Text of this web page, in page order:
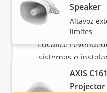
Speaker
Altavoz
límites
AXIS
Projector
¿Quiere comprar
Localice
sistemas e